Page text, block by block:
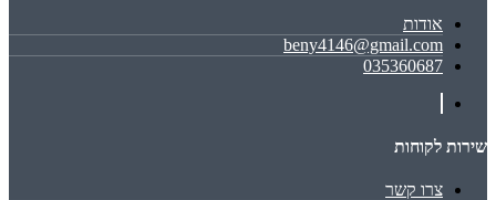
אודות
beny4146@gmail.com
035360687
שירות לקוחות
צרו קשר